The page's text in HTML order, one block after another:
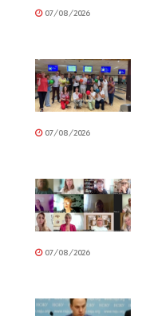
07/08/2026
07/08/2026
07/08/2026